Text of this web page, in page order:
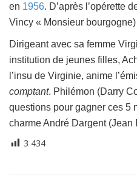
en 1956. D’après l’opérette
Vincy « Monsieur bourgogne)
Dirigeant avec sa femme
institution de jeunes filles,
l’insu de Virginie, anime
comptant. Philémon (Darry
questions pour gagner ces 5
charme André Dargent (Jean
3 434